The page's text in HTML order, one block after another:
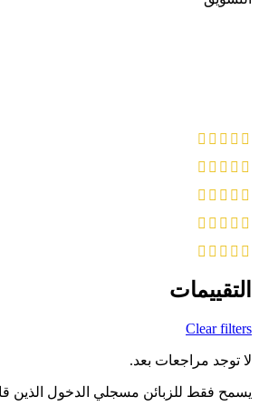
التقييمات
Clear filters
لا توجد مراجعات بعد.
يسمح فقط للزبائن مسجلي الدخول الذين